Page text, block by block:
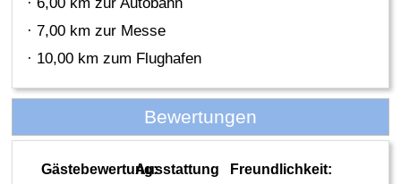
· 7,00 km zur Messe
· 10,00 km zum Flughafen
Bewertungen
Gästebewertung:Ausstattung
Freundlichkeit: